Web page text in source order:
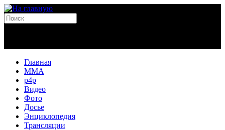
Главная
MMA
p4p
Видео
Фото
Досье
Энциклопедия
Трансляции